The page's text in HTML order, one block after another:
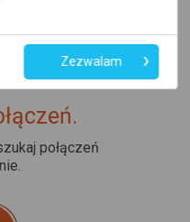
nam się
połączeń
Zezwalam